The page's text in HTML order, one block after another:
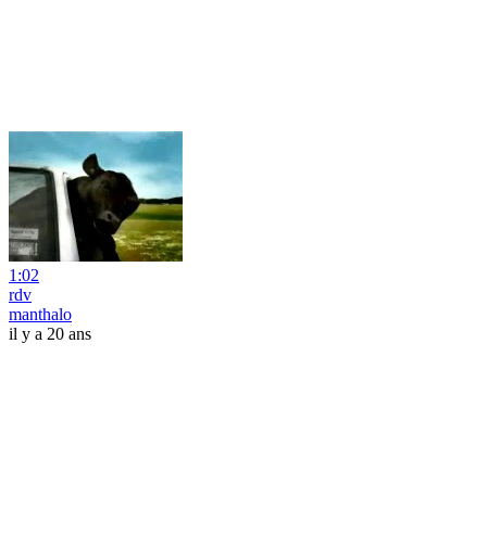
1:02
rdv
manthalo
il y a 20 ans